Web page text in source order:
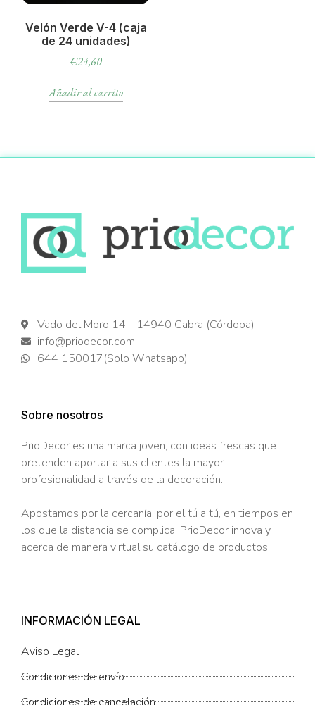
Velón Verde V-4 (caja
de 24 unidades)
€24,60
Añadir al carrito
Vado del Moro 14 - 14940 Cabra (Córdoba)
info@priodecor.com
644 150017(Solo Whatsapp)
Sobre nosotros
PrioDecor es una marca joven, con ideas frescas que
pretenden aportar a sus clientes la mayor
profesionalidad a través de la decoración.
Apostamos por la cercanía, por el tú a tú, en tiempos en
los que la distancia se complica, PrioDecor innova y
acerca de manera virtual su catálogo de productos.
INFORMACIÓN LEGAL
Aviso Legal
Condiciones de envío